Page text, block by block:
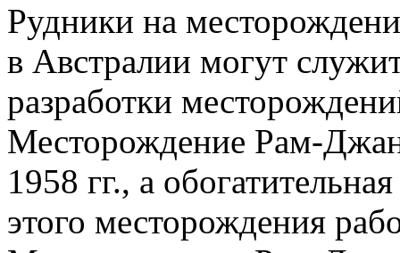
Рудники на
в Австралии могут
разработки
Месторождение Рам-
1958 гг., а
этого месторождения